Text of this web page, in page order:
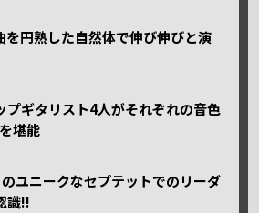
を円熟した自然体で伸び伸びと演
プギタリスト4人がそれぞれの音色
堪能
ユニークなセプテットでのリーダ
識!!